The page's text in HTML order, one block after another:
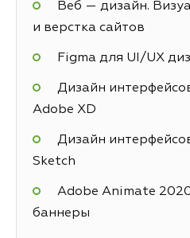
Веб — дизайн.
и верстка сайтов
Figma для UI/UX
Дизайн
Adobe XD
Дизайн
Sketch
Adobe Animate
баннеры